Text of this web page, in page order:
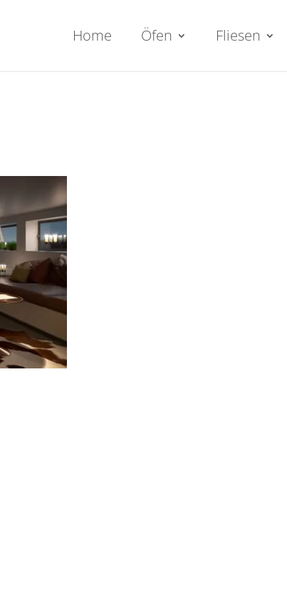
Home Öfen Fliesen